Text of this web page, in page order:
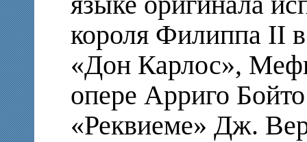
короля Филиппа II
«Дон Карлос»,
опере Арриго
«Реквиеме» Дж.